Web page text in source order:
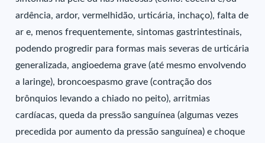
ardência, ardor, vermelhidão, urticária, inchaço), falta de
ar e, menos frequentemente, sintomas gastrintestinais,
podendo progredir para formas mais severas de urticária
generalizada, angioedema grave (até mesmo envolvendo
a laringe), broncoespasmo grave (contração dos
brônquios levando a chiado no peito), arritmias
cardíacas, queda da pressão sanguínea (algumas vezes
precedida por aumento da pressão sanguínea) e choque